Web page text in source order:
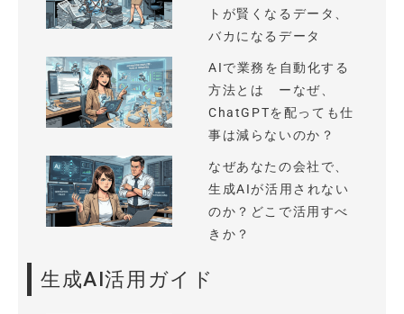
トが賢くなるデータ、
バカになるデータ
AIで業務を自動化する
方法とは ーなぜ、
ChatGPTを配っても仕
事は減らないのか？
なぜあなたの会社で、
生成AIが活用されない
のか？どこで活用すべ
きか？
生成AI活用ガイド